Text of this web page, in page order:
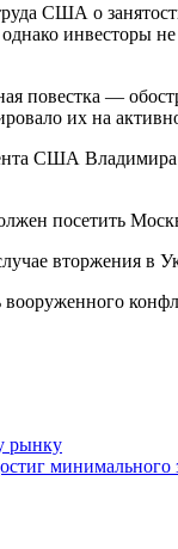
США о занятости
инвесторы
повестка —
их на
США
посетить
вторжения в
рынку
минимального